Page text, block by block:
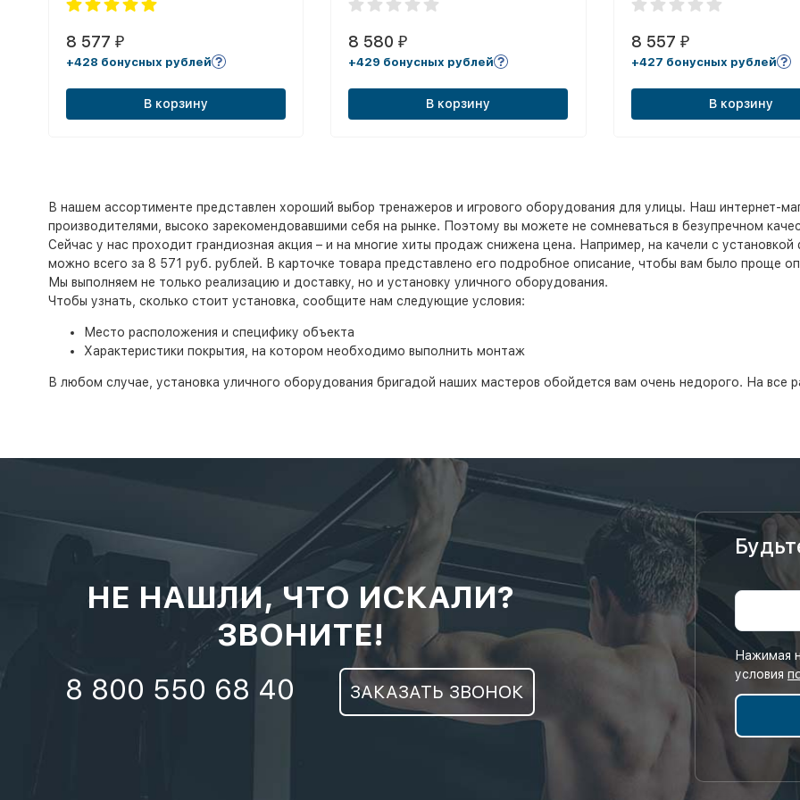
8 577 ₽
+428 бонусных рублей
В корзину
8 580₽
+429 бонусных рублей
В корзину
8 557 ₽
+427 бонусных рублей
В корзину
В нашем ассортименте представлен хороший выбор тренажеров и игрового оборудования для улицы. Наш интернет-
производителями, высоко зарекомендовавшими себя на рынке. Поэтому вы можете не сомневаться в безупречном
Сейчас у нас проходит грандиозная акция – и на многие хиты продаж снижена цена. Например, на качели с
можно всего за 8 571 руб. рублей. В карточке товара представлено его подробное описание, чтобы вам было проще
Мы выполняем не только реализацию и доставку, но и установку уличного оборудования.
Чтобы узнать, сколько стоит установка, сообщите нам следующие условия:
Место расположения и специфику объекта
Характеристики покрытия, на котором необходимо выполнить монтаж
В любом случае, установка уличного оборудования бригадой наших мастеров обойдется вам очень недорого. На все
НЕ НАШЛИ, ЧТО ИСКАЛИ?
ЗВОНИТЕ!
8 800 550 68 40 ЗАКАЗАТЬ ЗВОНОК
Нажимая
условия